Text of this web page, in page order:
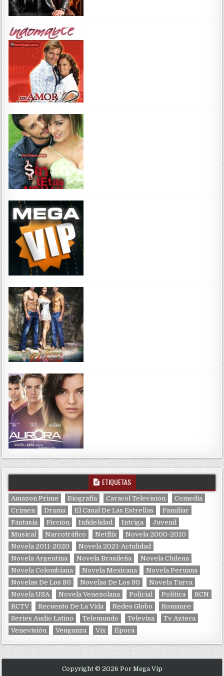
ETIQUETAS
Amazon Prime Biografía Caracol Televisión
Comedia
Crimen
Drama El Canal De Las Estrellas
Familiar
Fantasía
Ficción Infidelidad Intriga
Juvenil
Musical
Narcotráfico Netflix
Novela 2000-2010
Novela 2011-2020
Novela 2021-Actulidad
Novela Argentina
Novela Brasileña
Novela Chilena
Novela Colombiana
Novela Mexicana
Novela Peruana
Novelas De Los 80
Novelas De Los 90
Novela Turca
Novela USA
Novela Venezolana Policial Política
RCN
RCTV
Recuento De La Vida Redes Globo
Romance
Series Audio Latino
Telemundo Televisa
Tv Azteca
Venevisión
Venganza Vix Época
Copyright © 2026 Por Mega Vip